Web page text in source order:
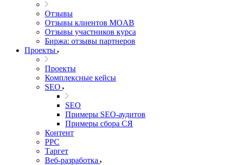
Отзывы
Отзывы клиентов MOAB
Отзывы участников курса
Биржа: отзывы партнеров
Проекты
Проекты
Комплексные кейсы
SEO
SEO
Примеры SEO-аудитов
Примеры сбора СЯ
Контент
PPC
Таргет
Веб-разработка